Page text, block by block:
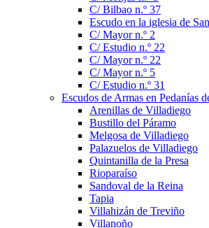
C/ Bilbao n.º 37
Escudo en la iglesia de
C/ Mayor n.º 2
C/ Estudio n.º 22
C/ Mayor n.º 22
C/ Mayor n.º 5
C/ Estudio n.º 31
Escudos de Armas en Pedanías
Arenillas de Villadiego
Bustillo del Páramo
Melgosa de Villadiego
Palazuelos de Villadiego
Quintanilla de la Presa
Rioparaíso
Sandoval de la Reina
Tapia
Villahizán de Treviño
Villanoño